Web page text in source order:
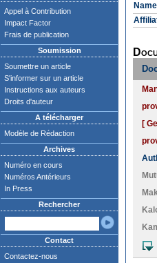
Appel à Contribution
Impact Factor
Frais de publication
Soumission
Soumettre un article
S'informer sur un article
Instructions aux auteurs
Droits d'auteur
A télécharger
Modèle de Rédaction
Archives
Numéro en cours
Numéros Antérieurs
In Press
Rechercher
Contact
Contactez-nous
Name
[